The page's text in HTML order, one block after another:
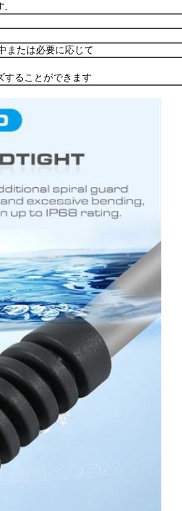
または必要に応じて
することができます